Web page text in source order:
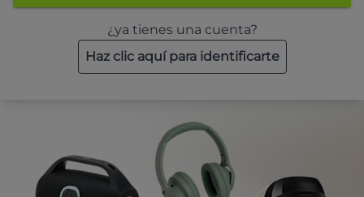
¿ya tienes una cuenta?
Haz clic aquí para identificarte